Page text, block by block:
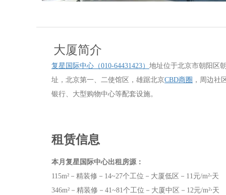
大厦简介
复星国际中心（010-64431423） 地址位于北京市朝阳区
址，北京第一、二使馆区，雄踞北京CBD商圈 ，周边社
银行、大型购物中心等配套设施。
租赁信息
本月复星国际中心出租房源：
115m²－精装修－14~27个工位－大厦低区－11元/m²⋅天
346m²－精装修－41~81个工位－大厦中区－12元/m²⋅天